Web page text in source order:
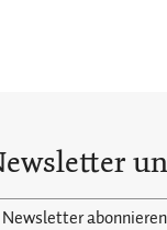
Newsletter abonnieren